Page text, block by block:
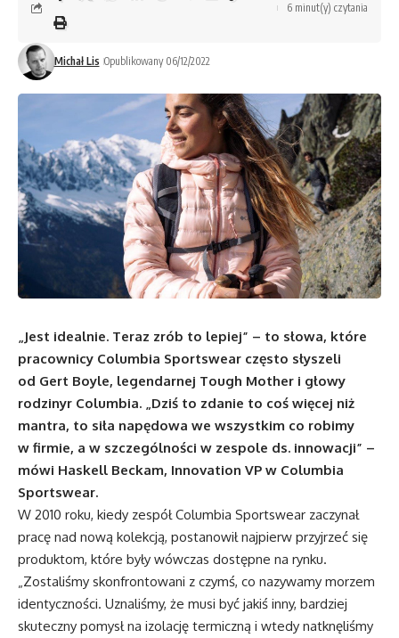
Michał Lis Opublikowany 06/12/2022
6 minut(y) czytania
„Jest idealnie. Teraz zrób to lepiej” – to słowa, które
pracownicy Columbia Sportswear często słyszeli
od Gert Boyle, legendarnej Tough Mother i głowy
rodzinyr Columbia. „Dziś to zdanie to coś więcej niż
mantra, to siła napędowa we wszystkim co robimy
w firmie, a w szczególności w zespole ds. innowacji” –
mówi Haskell Beckam, Innovation VP w Columbia
Sportswear.
W 2010 roku, kiedy zespół Columbia Sportswear zaczynał
pracę nad nową kolekcją, postanowił najpierw przyjrzeć się
produktom, które były wówczas dostępne na rynku.
„Zostaliśmy skonfrontowani z czymś, co nazywamy morzem
identyczności. Uznaliśmy, że musi być jakiś inny, bardziej
skuteczny pomysł na izolację termiczną i wtedy natknęliśmy